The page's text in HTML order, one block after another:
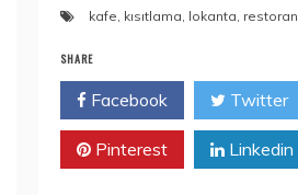
kafe, kısıtlama, lokanta, restoran
SHARE
Facebook Twitter
Pinterest Linkedin